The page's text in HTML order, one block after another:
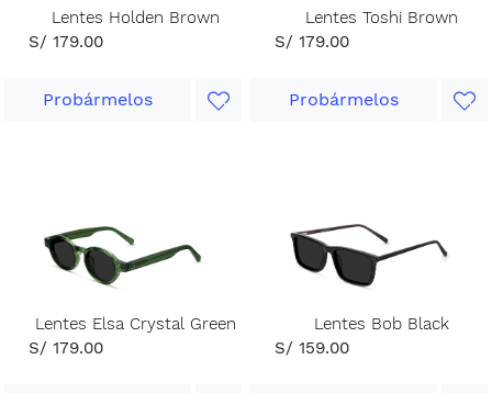
Lentes Holden Brown
S/ 179.00
Probármelos
Lentes Toshi Brown
S/ 179.00
Probármelos
Lentes Elsa Crystal Green
S/ 179.00
Lentes Bob Black
S/ 159.00